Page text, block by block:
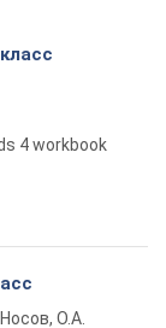
4 workbook
О.А.